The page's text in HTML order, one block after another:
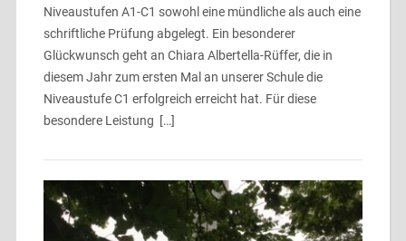
Niveaustufen A1-C1 sowohl eine mündliche als auch eine
schriftliche Prüfung abgelegt. Ein besonderer
Glückwunsch geht an Chiara Albertella-Rüffer, die in
diesem Jahr zum ersten Mal an unserer Schule die
Niveaustufe C1 erfolgreich erreicht hat. Für diese
besondere Leistung […]